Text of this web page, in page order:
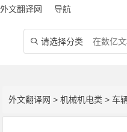
外文翻译网 导航
 请选择分类
外文翻译网 >机械机电类 >车